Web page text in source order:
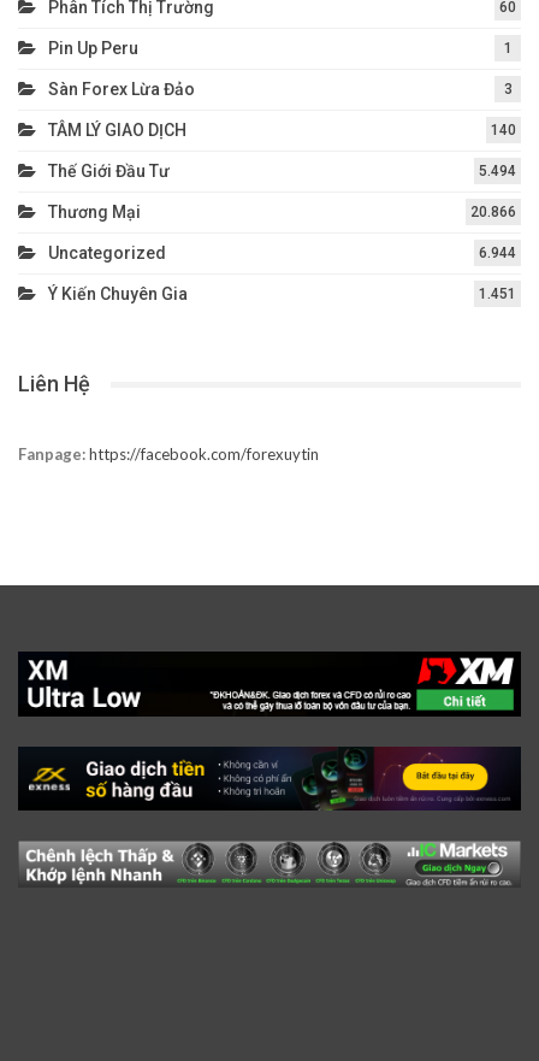
Phân Tích Thị Trường 60
Pin Up Peru 1
Sàn Forex Lừa Đảo 3
TÂM LÝ GIAO DỊCH 140
Thế Giới Đầu Tư 5.494
Thương Mại 20.866
Uncategorized 6.944
Ý Kiến Chuyên Gia 1.451
Liên Hệ
Fanpage:https://facebook.com/forexuytin